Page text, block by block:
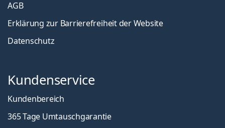
AGB
Erklärung zur Barrierefreiheit der Website
Datenschutz
Kundenservice
Kundenbereich
365 Tage Umtauschgarantie